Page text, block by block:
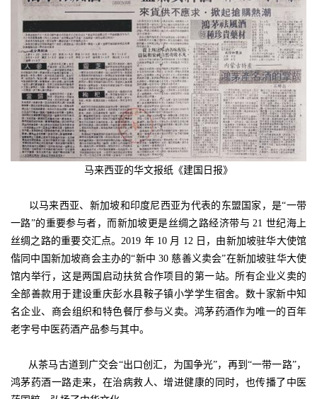
马来西亚的华文报纸《建国日报》
以马来西亚、新加坡和印度尼西亚为代表的东盟国家，是“一带
一路”的重要参与者，而新加坡更是丝绸之路经济带与 21 世纪海上
丝绸之路的重要交汇点。2019 年 10 月 12 日，由新加坡驻华大使馆
偕同中国新加坡商会主办的“新中 30 慈善义卖会”在新加坡驻华大使
馆内举行，这是两国启动扶贫合作项目的第一站。所有企业义卖的
全部善款用于建设重庆彭水县鞍子镇小学学生宿舍。数十家新中知
名企业、商会组织和特色餐厅参与义卖。鸿茅药酒作为唯一的百年
老字号中医药酒产品参与其中。
从茶马古道到广交会“出口创汇，为国争光”，再到“一带一路”，
鸿茅药酒一路走来，在治病救人、增进健康的同时，也传播了中医